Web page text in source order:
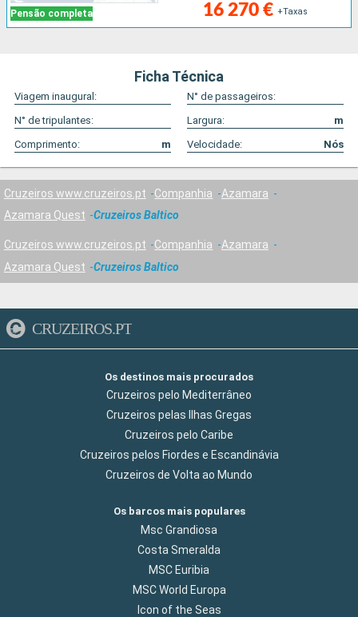
Pensão completa 16 270 € +Taxas
Ficha Técnica
Viagem inaugural:
N° de passageiros:
N° de tripulantes:
Largura:
m
Comprimento:
m Velocidade: Nós
Cruzeiros www.cruzeiros.pt Companhia
Azamara
Azamara Quest
Cruzeiros Baltico
Cruzeiros www.cruzeiros.pt Companhia
Azamara
Azamara Quest
Cruzeiros Baltico
CRUZEIROS.PT
Os destinos mais procurados
Cruzeiros pelo Mediterrâneo
Cruzeiros pelas Ilhas Gregas
Cruzeiros pelo Caribe
Cruzeiros pelos Fiordes e Escandinávia
Cruzeiros de Volta ao Mundo
Os barcos mais populares
Msc Grandiosa
Costa Smeralda
MSC Euribia
MSC World Europa
Icon of the Seas